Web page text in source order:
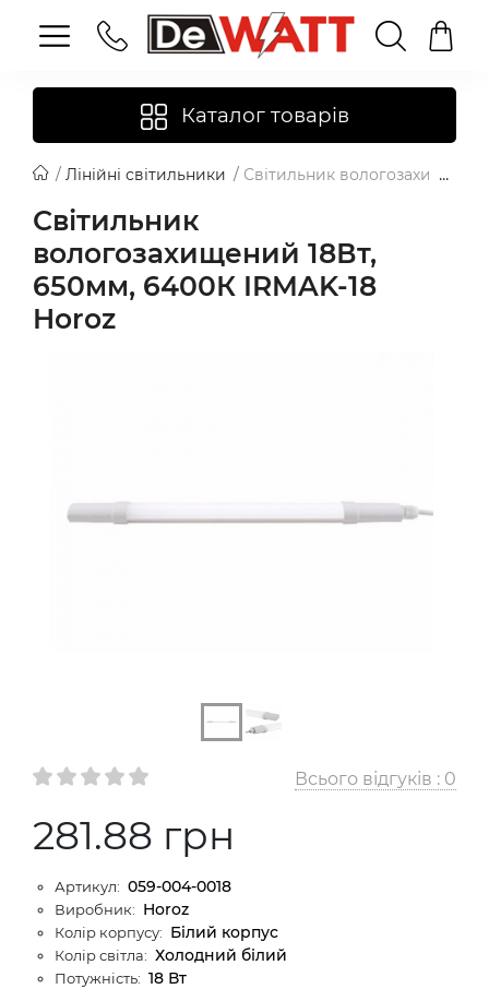
Каталог товарів
Лінійні світильники Світильник
Світильник
вологозахищений 18Вт,
650мм, 6400К IRMAK-18
Horoz
Всього відгуків : 0
281.88 грн
Артикул: 059-004-0018
Виробник: Horoz
Колір корпусу: Бiлий корпус
Колір світла: Холодний білий
Потужність: 18 Вт